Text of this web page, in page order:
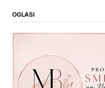
OGLASI